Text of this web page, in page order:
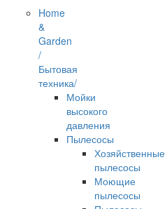
Home
&
Garden
/
Бытовая
техника/
Мойки
высокого
давления
Пылесосы
Хозяйственные
пылесосы
Моющие
пылесосы